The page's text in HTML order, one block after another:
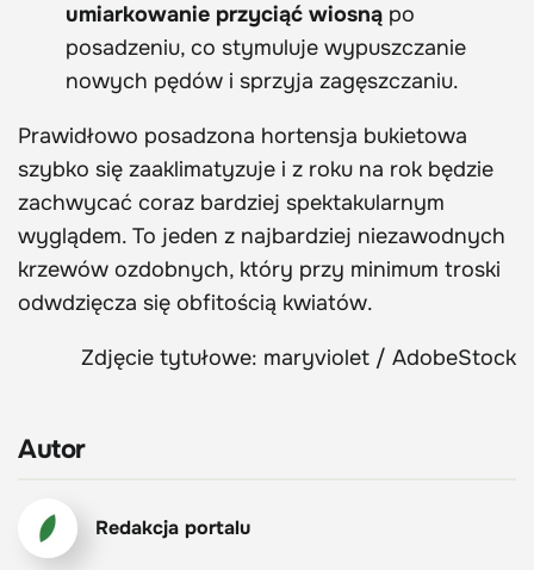
umiarkowanie przyciąć wiosną po
posadzeniu, co stymuluje wypuszczanie
nowych pędów i sprzyja zagęszczaniu.
Prawidłowo posadzona hortensja bukietowa
szybko się zaaklimatyzuje i z roku na rok będzie
zachwycać coraz bardziej spektakularnym
wyglądem. To jeden z najbardziej niezawodnych
krzewów ozdobnych, który przy minimum troski
odwdzięcza się obfitością kwiatów.
Zdjęcie tytułowe: maryviolet / AdobeStock
Autor
Redakcja portalu